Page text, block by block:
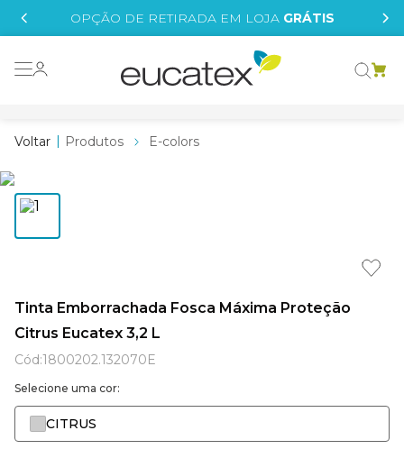
OPÇÃO DE RETIRADA EM LOJA GRÁTIS
Produtos E-colors
Tinta Emborrachada Fosca Máxima Proteção
Citrus Eucatex 3,2 L
Cód:1800202.132070E
Selecione uma cor:
CITRUS
tinta
tinta